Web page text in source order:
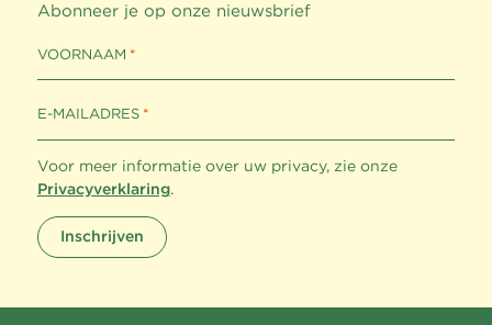
Abonneer je op onze nieuwsbrief
VOORNAAM
E-MAILADRES
Voor meer informatie over uw privacy, zie onze
Privacyverklaring.
Inschrijven